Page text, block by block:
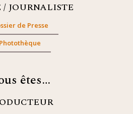
/ JOURNALISTE
de Presse
Photothèque
êtes…